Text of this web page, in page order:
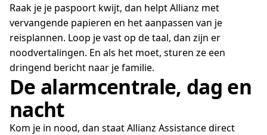
Raak je je paspoort kwijt, dan helpt Allianz met
vervangende papieren en het aanpassen van je
reisplannen. Loop je vast op de taal, dan zijn er
noodvertalingen. En als het moet, sturen ze een
dringend bericht naar je familie.
De alarmcentrale, dag en
nacht
Kom je in nood, dan staat Allianz Assistance direct